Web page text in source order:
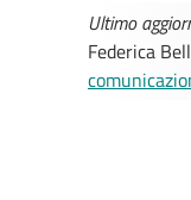
Ultimo
Federica